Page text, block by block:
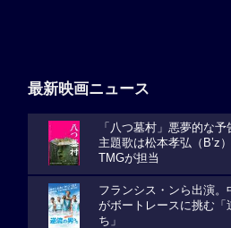
最新映画ニュース
「八つ墓村」悪夢的な予
主題歌は松本孝弘（B’z
TMGが担当
フランシス・ンら出演。
がボートレースに挑む「
ち」